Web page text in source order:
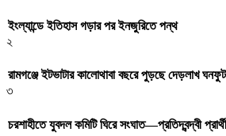
ইংল্যান্ডে ইতিহাস গড়ার পর ইনজুরিতে পন্থ
২
রামগঞ্জে ইটভাটার কালোথাবা বছরে পুড়ছে দেড়লাখ
৩
চরশাহীতে যুবদল কমিটি ঘিরে সংঘাত—প্রতিদ্বন্দ্বী